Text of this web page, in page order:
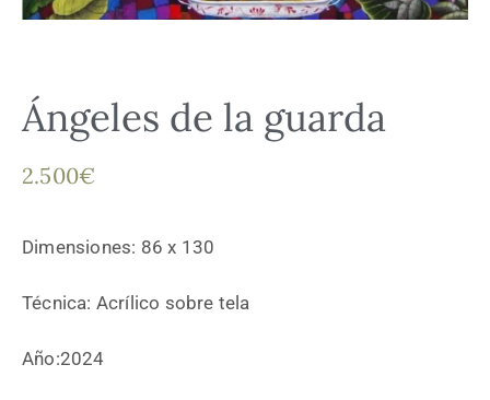
Ángeles de la guarda
2.500€
Dimensiones: 86 x 130
Técnica: Acrílico sobre tela
Año:2024